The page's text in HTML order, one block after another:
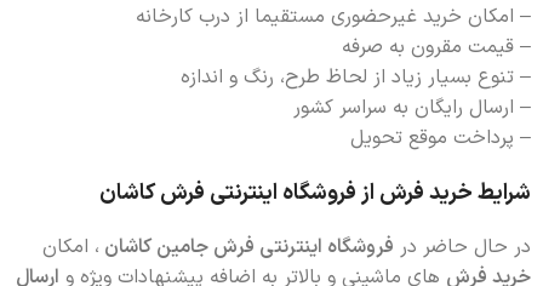
– امکان خرید غیرحضوری مستقیما از درب کارخانه
– قیمت مقرون به صرفه
– تنوع بسیار زیاد از لحاظ طرح، رنگ و اندازه
– ارسال رایگان به سراسر کشور
– پرداخت موقع تحویل
شرایط خرید فرش از فروشگاه اینترنتی فرش کاشان
در حال حاضر در فروشگاه اینترنتی فرش جامین کاشان ، امکان
خرید فرش های ماشینی و بالاتر به اضافه پیشنهادات ویژه و ارسال